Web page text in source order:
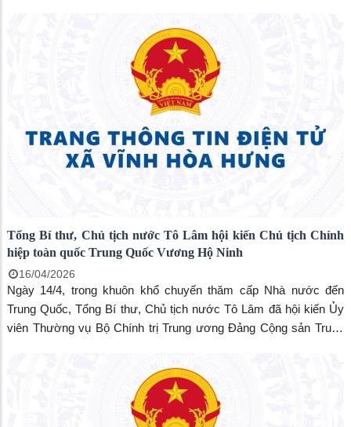
Tổng Bí thư, Chủ tịch nước Tô Lâm hội kiến Chủ tịch Chính
hiệp toàn quốc Trung Quốc Vương Hộ Ninh
16/04/2026
Ngày 14/4, trong khuôn khổ chuyến thăm cấp Nhà nước đến
Trung Quốc, Tổng Bí thư, Chủ tịch nước Tô Lâm đã hội kiến Ủy
viên Thường vụ Bộ Chính trị Trung ương Đảng Cộng sản Trung
tại Đại Lễ đường Nhân dân, thủ đô Bắc Kinh.